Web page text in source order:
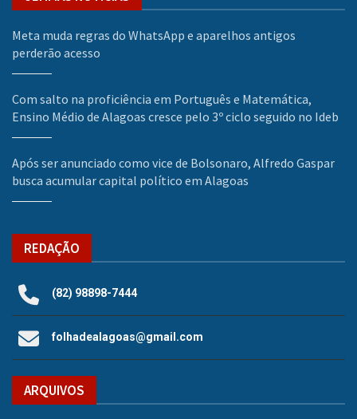
Meta muda regras do WhatsApp e aparelhos antigos
perderão acesso
Com salto na proficiência em Português e Matemática,
Ensino Médio de Alagoas cresce pelo 3º ciclo seguido no Ideb
Após ser anunciado como vice de Bolsonaro, Alfredo Gaspar
busca acumular capital político em Alagoas
REDAÇÃO
(82) 98898-7444
folhadealagoas@gmail.com
ARQUIVOS